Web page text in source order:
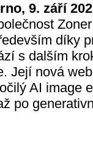
9. září
díky
s dalším
Její nová
AI image
po